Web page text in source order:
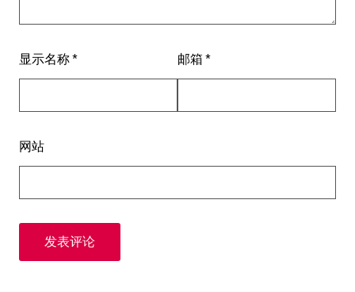
显示名称* 邮箱 *
网站